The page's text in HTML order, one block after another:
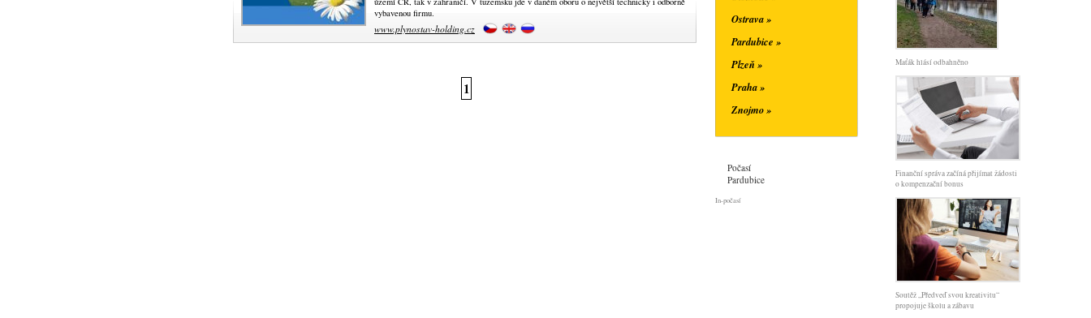
vybavenou firmu.
www.plynostav-holding.cz
1
Maťák hlásí odbahněno
Finanční správa začíná přijímat žádosti
o kompenzační bonus
Soutěž „Předveď svou kreativitu“
propojuje školu a zábavu
Ostrava »
Pardubice »
Plzeň »
Praha »
Znojmo »
Počasí
Pardubice
In-počasí